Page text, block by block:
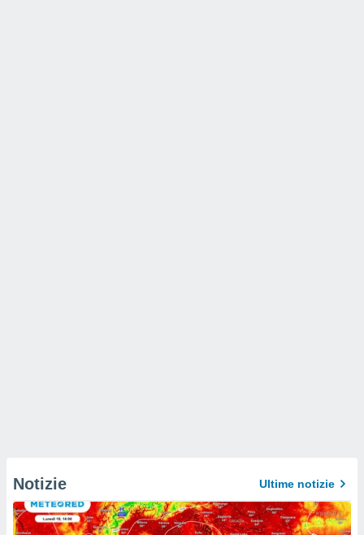
Notizie Ultime notizie